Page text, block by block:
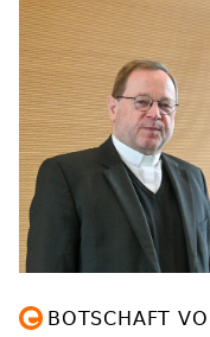
Ukraine-Krieg